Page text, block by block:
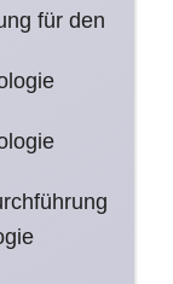
für den